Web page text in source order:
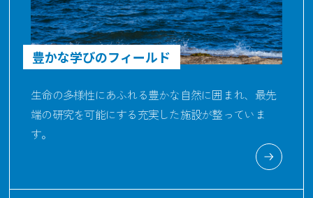
豊かな学びのフィールド
生命の多様性にあふれる豊かな自然に囲まれ、最先
端の研究を可能にする充実した施設が整っていま
す。